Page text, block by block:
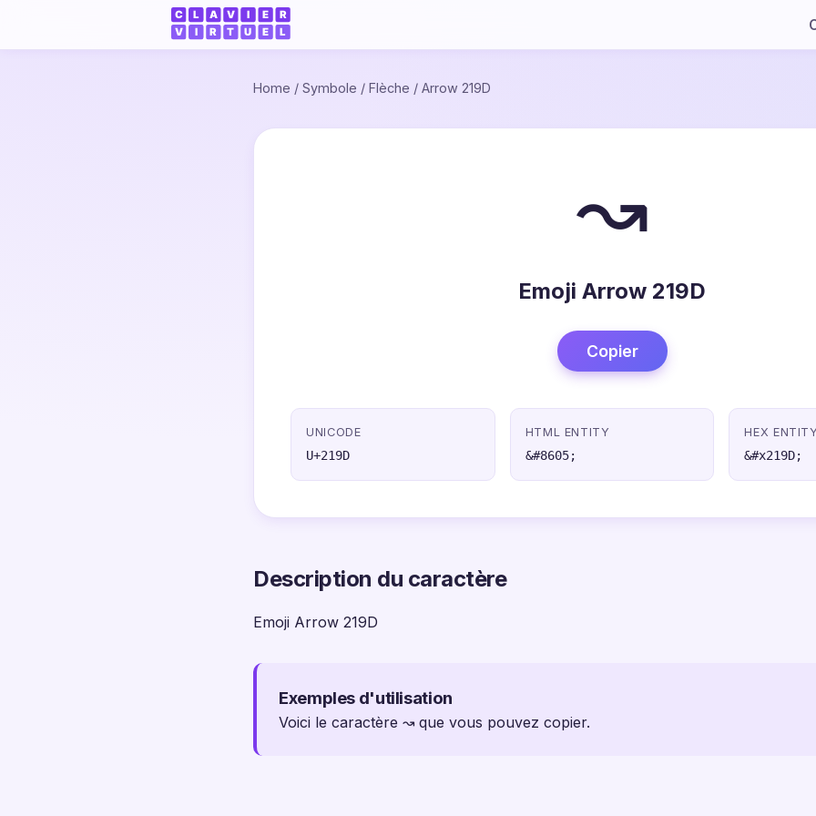
Home / Symbole / Flèche / Arrow 219D
↝
Emoji Arrow 219D
Copier
UNICODE
U+219D
HTML ENTITY
&#8605;
HEX
&#x219D;
Description du caractère
Emoji Arrow 219D
Exemples d'utilisation
Voici le caractère ↝ que vous pouvez copier.